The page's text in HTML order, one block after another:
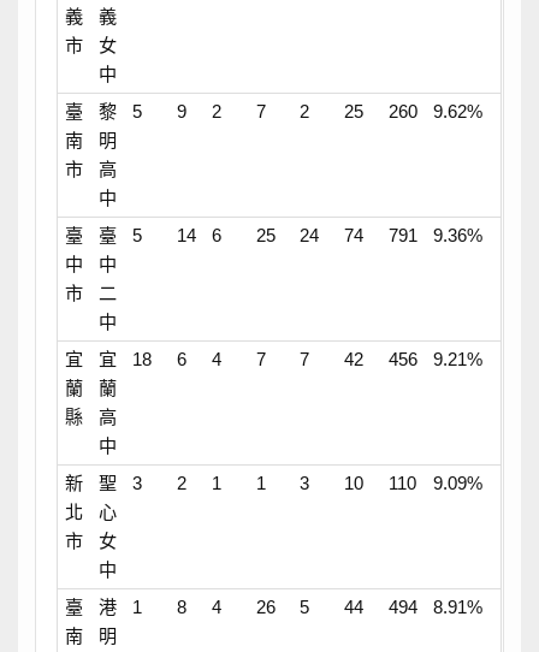
義
市
義
女
中
臺
南
市
黎
明
高
中
5 9 2 7 2 25 260 9.62%
臺
中
市
臺
中
二
中
5 14 6 25 24 74 791 9.36%
宜
蘭
縣
宜
蘭
高
中
18 6 4 7 7 42 456 9.21%
新
北
市
聖
心
女
中
3 2 1 1 3 10 110 9.09%
臺
南
港
明
1 8 4 26 5 44 494 8.91%